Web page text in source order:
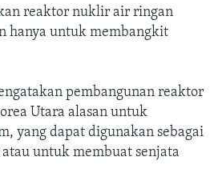
reaktor nuklir air ringan
hanya untuk membangkit
pembangunan reaktor
Utara alasan untuk
yang dapat digunakan sebagai
untuk membuat senjata